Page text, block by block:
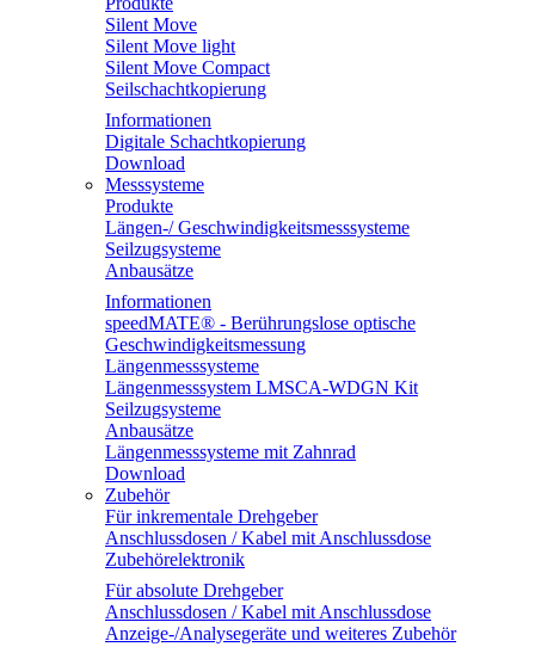
Silent Move
Silent Move light
Silent Move Compact
Seilschachtkopierung
Informationen
Digitale Schachtkopierung
Download
Messsysteme
Produkte
Längen-/ Geschwindigkeitsmesssysteme
Seilzugsysteme
Anbausätze
Informationen
speedMATE® - Berührungslose optische
Geschwindigkeitsmessung
Längenmesssysteme
Längenmesssystem LMSCA-WDGN Kit
Seilzugsysteme
Anbausätze
Längenmesssysteme mit Zahnrad
Download
Zubehör
Für inkrementale Drehgeber
Anschlussdosen / Kabel mit Anschlussdose
Zubehörelektronik
Für absolute Drehgeber
Anschlussdosen / Kabel mit Anschlussdose
Anzeige-/Analysegeräte und weiteres Zubehör